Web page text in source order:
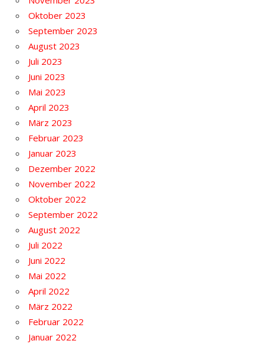
Oktober 2023
September 2023
August 2023
Juli 2023
Juni 2023
Mai 2023
April 2023
März 2023
Februar 2023
Januar 2023
Dezember 2022
November 2022
Oktober 2022
September 2022
August 2022
Juli 2022
Juni 2022
Mai 2022
April 2022
März 2022
Februar 2022
Januar 2022